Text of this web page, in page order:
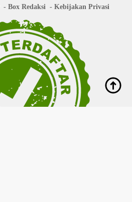
Box Redaksi Kebijakan Privasi